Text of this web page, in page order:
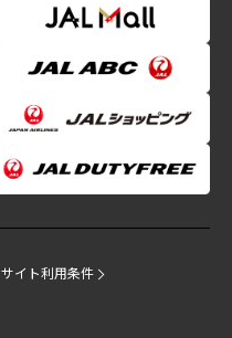
サイト利用条件